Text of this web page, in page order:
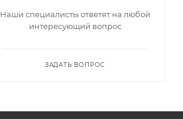
Наши специалисты ответят на любой
интересующий вопрос
ЗАДАТЬ ВОПРОС